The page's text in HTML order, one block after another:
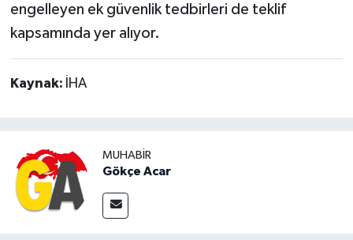
engelleyen ek güvenlik tedbirleri de teklif
kapsamında yer alıyor.
Kaynak: İHA
MUHABIR
Gökçe Acar